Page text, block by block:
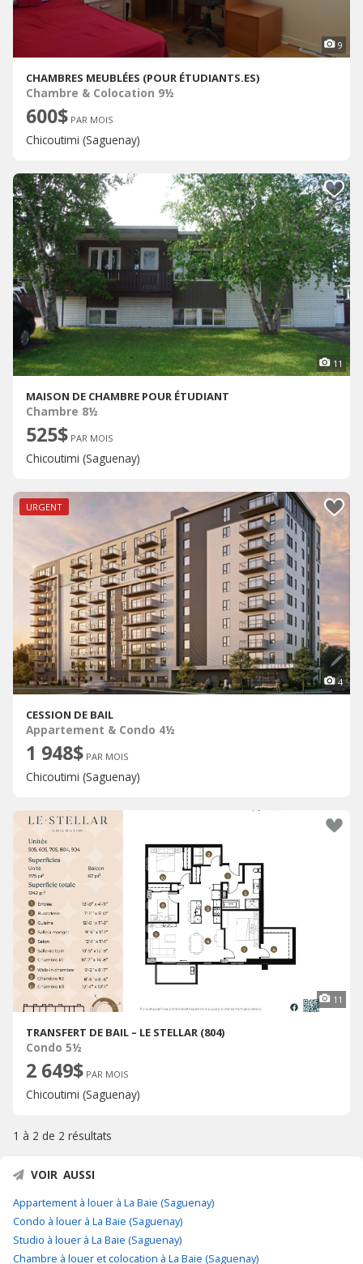
9
CHAMBRES MEUBLÉES (POUR ÉTUDIANTS.ES)
Chambre & Colocation 9½
600$ PAR MOIS
Chicoutimi (Saguenay)
11
MAISON DE CHAMBRE POUR ÉTUDIANT
Chambre 8½
525$ PAR MOIS
Chicoutimi (Saguenay)
URGENT
4
CESSION DE BAIL
Appartement & Condo 4½
1 948$ PAR MOIS
Chicoutimi (Saguenay)
11
TRANSFERT DE BAIL – LE STELLAR (804)
Condo 5½
2 649$ PAR MOIS
Chicoutimi (Saguenay)
1 à 2 de 2 résultats
VOIR AUSSI
Appartement à louer à La Baie (Saguenay)
Condo à louer à La Baie (Saguenay)
Studio à louer à La Baie (Saguenay)
Chambre à louer et colocation à La Baie (Saguenay)